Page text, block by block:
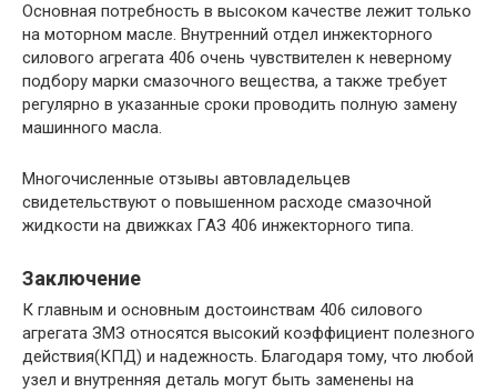
Основная потребность в высоком качестве лежит только
на моторном масле. Внутренний отдел инжекторного
силового агрегата 406 очень чувствителен к неверному
подбору марки смазочного вещества, а также требует
регулярно в указанные сроки проводить полную замену
машинного масла.
Многочисленные отзывы автовладельцев
свидетельствуют о повышенном расходе смазочной
жидкости на движках ГАЗ 406 инжекторного типа.
Заключение
К главным и основным достоинствам 406 силового
агрегата ЗМЗ относятся высокий коэффициент полезного
действия(КПД) и надежность. Благодаря тому, что любой
узел и внутренняя деталь могут быть заменены на